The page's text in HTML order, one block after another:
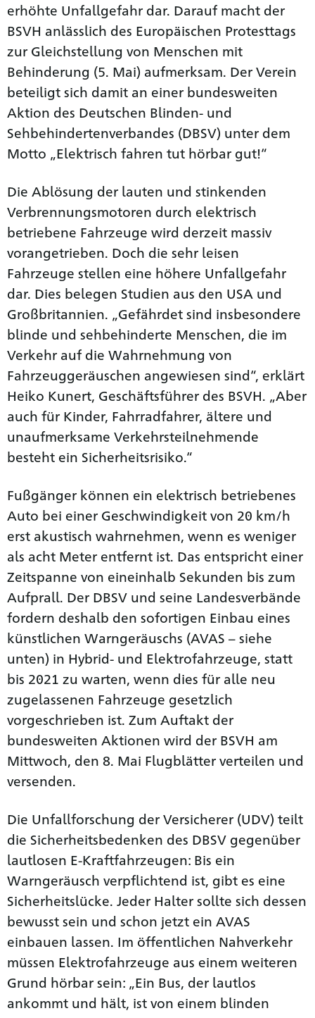
erhöhte Unfallgefahr dar. Darauf macht der
BSVH anlässlich des Europäischen Protesttags
zur Gleichstellung von Menschen mit
Behinderung (5. Mai) aufmerksam. Der Verein
beteiligt sich damit an einer bundesweiten
Aktion des Deutschen Blinden- und
Sehbehindertenverbandes (DBSV) unter dem
Motto „Elektrisch fahren tut hörbar gut!“
Die Ablösung der lauten und stinkenden
Verbrennungsmotoren durch elektrisch
betriebene Fahrzeuge wird derzeit massiv
vorangetrieben. Doch die sehr leisen
Fahrzeuge stellen eine höhere Unfallgefahr
dar. Dies belegen Studien aus den USA und
Großbritannien. „Gefährdet sind insbesondere
blinde und sehbehinderte Menschen, die im
Verkehr auf die Wahrnehmung von
Fahrzeuggeräuschen angewiesen sind“, erklärt
Heiko Kunert, Geschäftsführer des BSVH. „Aber
auch für Kinder, Fahrradfahrer, ältere und
unaufmerksame Verkehrsteilnehmende
besteht ein Sicherheitsrisiko.“
Fußgänger können ein elektrisch betriebenes
Auto bei einer Geschwindigkeit von 20 km/h
erst akustisch wahrnehmen, wenn es weniger
als acht Meter entfernt ist. Das entspricht einer
Zeitspanne von eineinhalb Sekunden bis zum
Aufprall. Der DBSV und seine Landesverbände
fordern deshalb den sofortigen Einbau eines
künstlichen Warngeräuschs (AVAS – siehe
unten) in Hybrid- und Elektrofahrzeuge, statt
bis 2021 zu warten, wenn dies für alle neu
zugelassenen Fahrzeuge gesetzlich
vorgeschrieben ist. Zum Auftakt der
bundesweiten Aktionen wird der BSVH am
Mittwoch, den 8. Mai Flugblätter verteilen und
versenden.
Die Unfallforschung der Versicherer (UDV) teilt
die Sicherheitsbedenken des DBSV gegenüber
lautlosen E-Kraftfahrzeugen: Bis ein
Warngeräusch verpflichtend ist, gibt es eine
Sicherheitslücke. Jeder Halter sollte sich dessen
bewusst sein und schon jetzt ein AVAS
einbauen lassen. Im öffentlichen Nahverkehr
müssen Elektrofahrzeuge aus einem weiteren
Grund hörbar sein: „Ein Bus, der lautlos
ankommt und hält, ist von einem blinden